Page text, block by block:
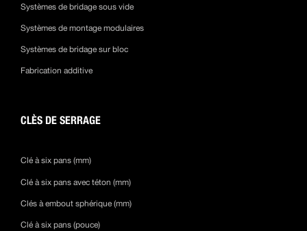
Systèmes de bridage sous vide
Systèmes de montage modulaires
Systèmes de bridage sur bloc
Fabrication additive
CLÈS DE SERRAGE
Clé à six pans (mm)
Clé à six pans avec téton (mm)
Clés à embout sphérique (mm)
Clé à six pans (pouce)